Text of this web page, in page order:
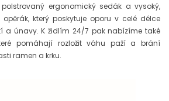
ergonomický sedák a vysoký,
který poskytuje oporu v celé délce
a únavy. K židlím 24/7 pak nabízíme také
pomáhají rozložit váhu paží a brání
ramen a krku.